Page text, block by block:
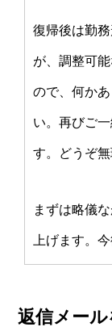
復帰後は勤
が、調整可
ので、何か
い。再びご
す。どうぞ無
まずは略儀
上げます。
返信メー